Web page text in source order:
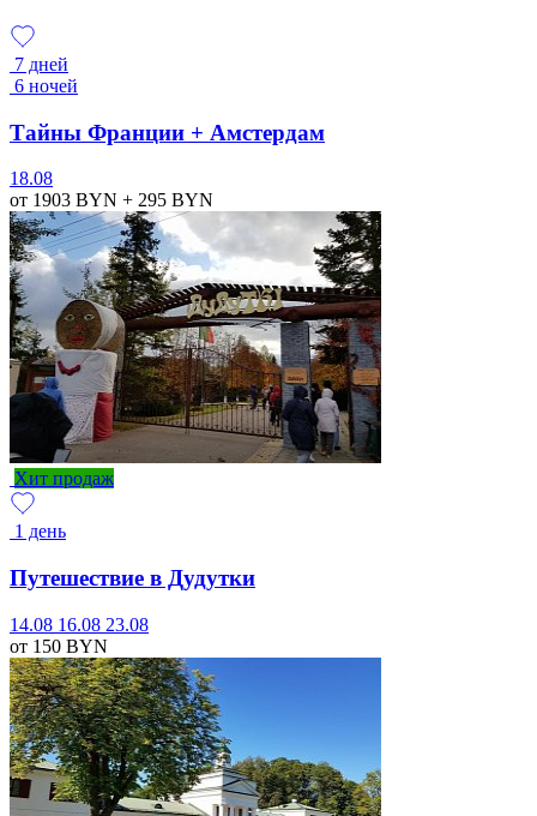
7 дней
6 ночей
Тайны Франции + Амстердам
18.08
от 1903 BYN + 295 BYN
Хит продаж
1 день
Путешествие в Дудутки
14.08 16.08 23.08
от 150 BYN